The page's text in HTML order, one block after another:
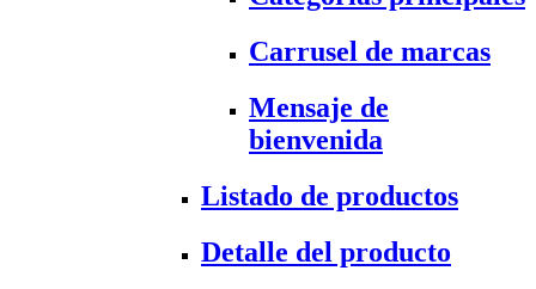
Carrusel de marcas
Mensaje de
bienvenida
Listado de productos
Detalle del producto